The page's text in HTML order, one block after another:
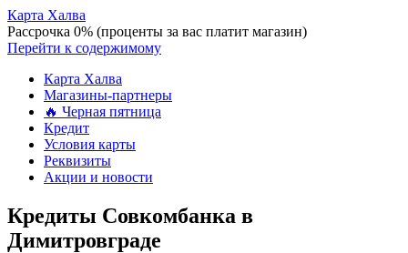
Карта Халва
Рассрочка 0% (проценты за вас платит магазин)
Перейти к содержимому
Карта Халва
Магазины-партнеры
🔥 Черная пятница
Кредит
Условия карты
Реквизиты
Акции и новости
Кредиты Совкомбанка в
Димитровграде